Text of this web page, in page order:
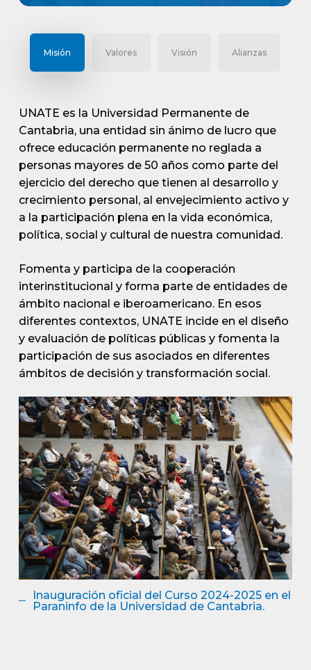
Misión Valores Visión Alianzas
UNATE es la Universidad Permanente de
Cantabria, una entidad sin ánimo de lucro que
ofrece educación permanente no reglada a
personas mayores de 50 años como parte del
ejercicio del derecho que tienen al desarrollo y
crecimiento personal, al envejecimiento activo y
a la participación plena en la vida económica,
política, social y cultural de nuestra comunidad.
Fomenta y participa de la cooperación
interinstitucional y forma parte de entidades de
ámbito nacional e iberoamericano. En esos
diferentes contextos, UNATE incide en el diseño
y evaluación de políticas públicas y fomenta la
participación de sus asociados en diferentes
ámbitos de decisión y transformación social.
Inauguración oficial del Curso 2024-2025 en el
Paraninfo de la Universidad de Cantabria.